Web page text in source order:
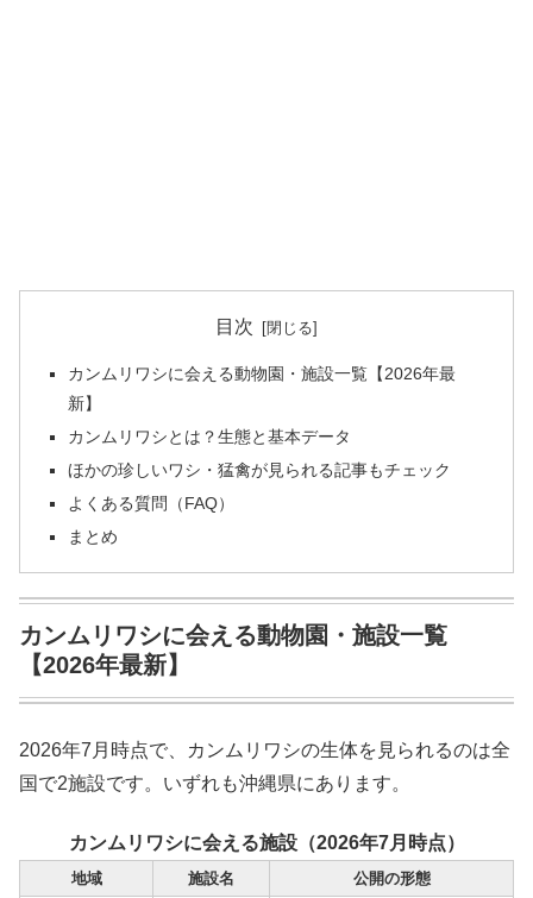
目次
カンムリワシに会える動物園・施設一覧【2026年最
新】
カンムリワシとは？生態と基本データ
ほかの珍しいワシ・猛禽が見られる記事もチェック
よくある質問（FAQ）
まとめ
カンムリワシに会える動物園・施設一覧
【2026年最新】
2026年7月時点で、カンムリワシの生体を見られるのは全
国で2施設です。いずれも沖縄県にあります。
カンムリワシに会える施設（2026年7月時点）
地域 施設名
公開の形態